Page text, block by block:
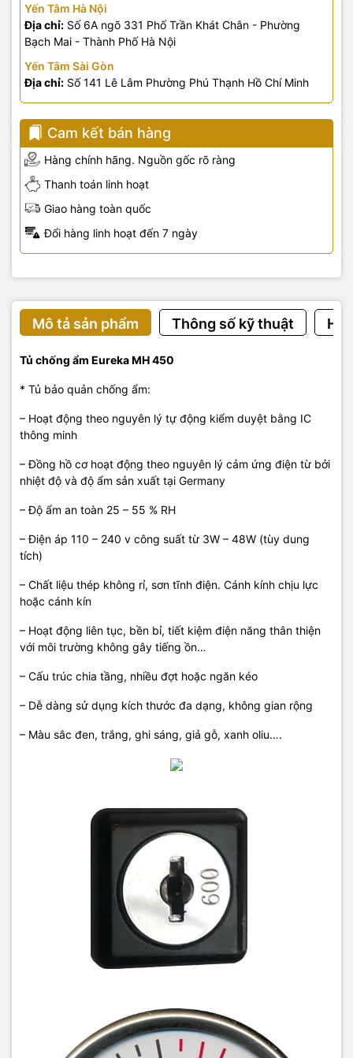
Yến Tâm Hà Nội
Địa chỉ: Số 6A ngõ 331 Phố Trần Khát Chân - Phường
Bạch Mai - Thành Phố Hà Nội
Yến Tâm Sài Gòn
Địa chỉ: Số 141 Lê Lâm Phường Phú Thạnh Hồ Chí Minh
Cam kết bán hàng
Hàng chính hãng. Nguồn gốc rõ ràng
Thanh toán linh hoạt
Giao hàng toàn quốc
Đổi hàng linh hoạt đến 7 ngày
Mô tả sản phẩm Thông số kỹ thuật
Tủ chống ẩm Eureka MH 450
* Tủ bảo quản chống ẩm:
– Hoạt động theo nguyên lý tự động kiểm duyệt bằng IC
thông minh
– Đồng hồ cơ hoạt động theo nguyên lý cảm ứng điện từ bởi
nhiệt độ và độ ẩm sản xuất tại Germany
– Độ ẩm an toàn 25 – 55 % RH
– Điện áp 110 – 240 v công suất từ 3W – 48W (tùy dung
tích)
– Chất liệu thép không rỉ, sơn tĩnh điện. Cánh kính chịu lực
hoặc cánh kín
– Hoạt động liên tục, bền bỉ, tiết kiệm điện năng thân thiện
với môi trường không gây tiếng ồn…
– Cấu trúc chia tầng, nhiều đợt hoặc ngăn kéo
– Dễ dàng sử dụng kích thước đa dạng, không gian rộng
– Màu sắc đen, trắng, ghi sáng, giả gỗ, xanh oliu….